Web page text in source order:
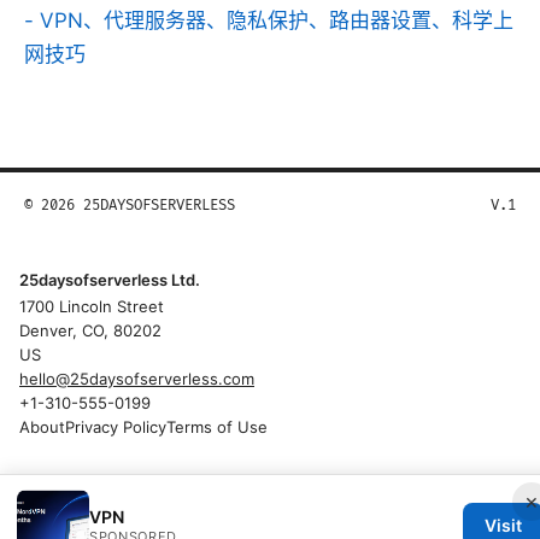
- VPN、代理服务器、隐私保护、路由器设置、科学上
网技巧
×
VPN Visit
© 2026 25DAYSOFSERVERLESS V.1
25daysofserverless Ltd.
1700 Lincoln Street
Denver, CO, 80202
US
hello@25daysofserverless.com
+1-310-555-0199
AboutPrivacy PolicyTerms of Use